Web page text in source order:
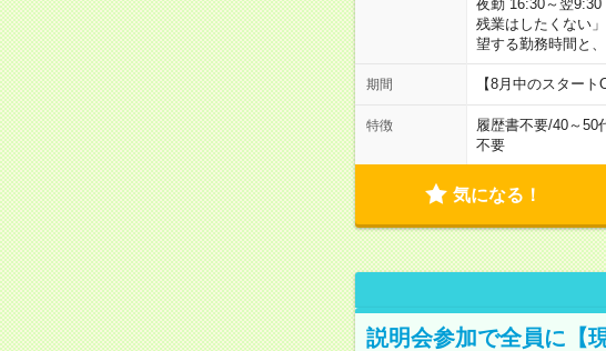
夜勤 16:30～翌
残業はしたくない
望する勤務時間と
期間 【8月中のスター
特徴 履歴書不要/40～50
不要
気になる！
説明会参加で全員に【